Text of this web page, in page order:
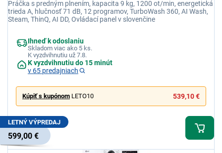
Práčka s predným plnením, kapacita 9 kg, 1200 ot/min, energetická
trieda A, hlučnosť 71 dB, 12 programov, TurboWash 360, AI Wash,
Steam, ThinQ, AI DD, Ovládací panel v slovenčine
Ihneď k odoslaniu
Skladom viac ako 5 ks.
K vyzdvihnutiu už 7.8.
K vyzdvihnutiu do 15 minút
v 65 predajniach
Kúpiť s kupónom LETO10 539,10 €
LETNÝ VÝPREDAJ
599,00 €